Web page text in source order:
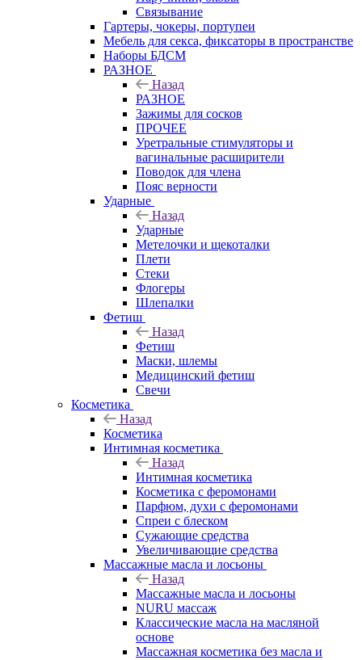
Связывание
Гартеры, чокеры, портупеи
Мебель для секса, фиксаторы в пространстве
Наборы БДСМ
РАЗНОЕ
Назад
РАЗНОЕ
Зажимы для сосков
ПРОЧЕЕ
Уретральные стимуляторы и
вагинальные расширители
Поводок для члена
Пояс верности
Ударные
Назад
Ударные
Метелочки и щекоталки
Плети
Стеки
Флогеры
Шлепалки
Фетиш
Назад
Фетиш
Маски, шлемы
Медицинский фетиш
Свечи
Косметика
Назад
Косметика
Интимная косметика
Назад
Интимная косметика
Косметика с феромонами
Парфюм, духи с феромонами
Спреи с блеском
Сужающие средства
Увеличивающие средства
Массажные масла и лосьоны
Назад
Массажные масла и лосьоны
NURU массаж
Классические масла на масляной
основе
Массажная косметика без масла и